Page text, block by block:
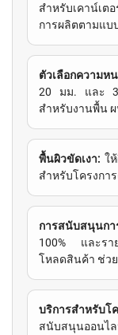
สำหรับเคาน์เ
การผลิตตามแบ
ตัวเลือกความห
20 มม. และ
สำหรับงานพื้น ผ
พื้นผิวขัดเงา: ใ
สำหรับโครงกา
การสนับสนุน
100% และราย
โหลดสินค้า ช่ว
บริการสำหรับโ
สนับสนุนออนไล